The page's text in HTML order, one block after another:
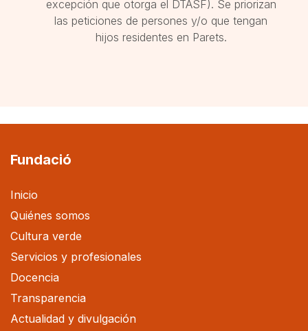
excepción que otorga el DTASF). Se priorizan
las peticiones de persones y/o que tengan
hijos residentes en Parets.
Fundació
Inicio
Quiénes somos
Cultura verde
Servicios y profesionales
Docencia
Transparencia
Actualidad y divulgación